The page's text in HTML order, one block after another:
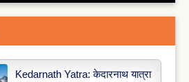
Kedarnath Yatra: केदारनाथ यात्रा